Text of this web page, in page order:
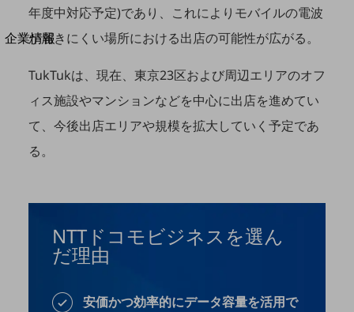
別ウィンドウで開きます
企業情報
会社案内
事業拠点
グループ会社
会社案内パンフレット
ニュースルームTOP
年度中対応予定)であり、これによりモバイルの電波
が届きにくい場所における出店の可能性が広がる。
TukTukは、現在、東京23区および周辺エリアのオフ
ィス施設やマンションなどを中心に出店を進めてい
て、今後出店エリアや規模を拡大していく予定であ
る。
NTTドコモビジネスを選ん
だ理由
安価かつ効率的にデータ容量を活用で